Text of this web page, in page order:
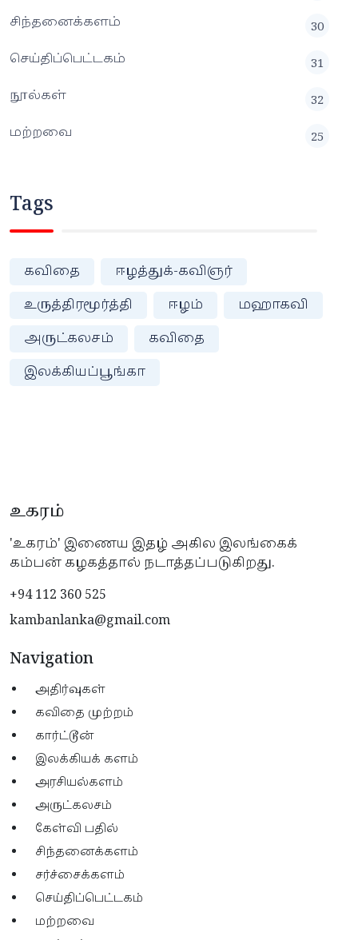
சிந்தனைக்களம்
30
செய்திப்பெட்டகம்
31
நூல்கள்
32
மற்றவை
25
Tags
கவிதை
ஈழத்துக்-கவிஞர்
உருத்திரமூர்த்தி
ஈழம்
மஹாகவி
அருட்கலசம்
கவிதை
இலக்கியப்பூங்கா
உகரம்
'உகரம்' இணைய இதழ் அகில இலங்கைக்
கம்பன் கழகத்தால் நடாத்தப்படுகிறது.
+94 112 360 525
kambanlanka@gmail.com
Navigation
அதிர்வுகள்
கவிதை முற்றம்
கார்ட்டூன்
இலக்கியக் களம்
அரசியல்களம்
அருட்கலசம்
கேள்வி பதில்
சிந்தனைக்களம்
சர்ச்சைக்களம்
செய்திப்பெட்டகம்
மற்றவை